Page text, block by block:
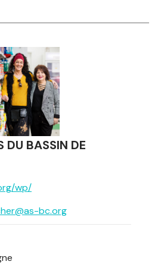
DU BASSIN DE
wp/
bc.org